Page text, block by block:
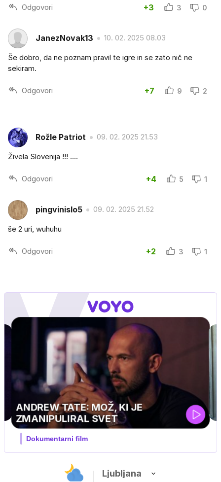
Odgovori +3 3 0
JanezNovak13 10. 02. 2025 08.03
Še dobro, da ne poznam pravil te igre in se zato nič ne
sekiram.
Odgovori +7 9 2
Rožle Patriot 09. 02. 2025 21.53
Živela Slovenija !!! ....
Odgovori +4 5 1
pingvinislo5 09. 02. 2025 21.52
še 2 uri, wuhuhu
Odgovori +2 3 1
MOJ PRIJATELJ PINGVIN
Film meseca / družinski, pustolovski
Ljubljana